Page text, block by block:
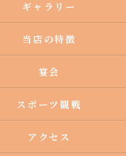
ギャラリー
当店の特徴
宴会
スポーツ観戦
アクセス